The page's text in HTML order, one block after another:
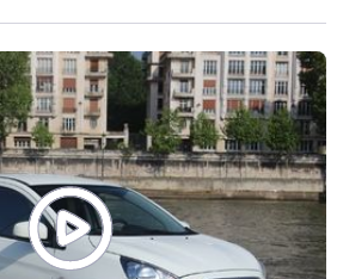
de la version 1.2 80 ch.